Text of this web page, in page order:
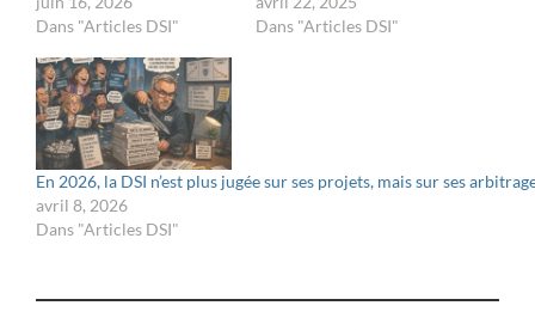
Dans "Articles DSI"
Dans "Articles DSI"
En 2026, la DSI n’est plus jugée sur ses projets, mais sur ses
avril 8, 2026
Dans "Articles DSI"